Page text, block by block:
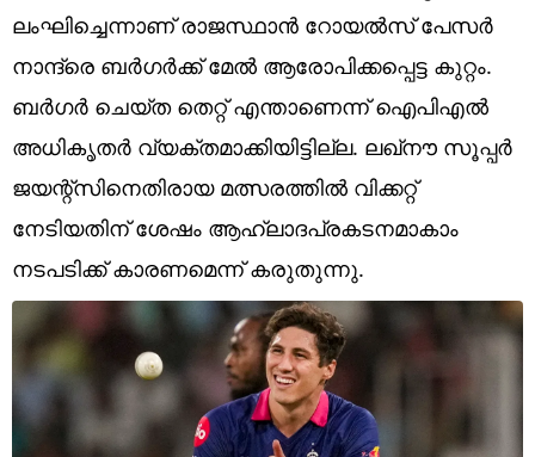
Technology
Religion
Web Story
Photo
Short Videos
ലംഘിച്ചെന്നാണ് രാജസ്ഥാന്‍ റോയല്‍സ് പേസര്‍
നാന്ദ്രെ ബര്‍ഗര്‍ക്ക് മേല്‍ ആരോപിക്കപ്പെട്ട കുറ്റം.
ബര്‍ഗര്‍ ചെയ്ത തെറ്റ് എന്താണെന്ന് ഐപിഎല്‍
അധികൃതര്‍ വ്യക്തമാക്കിയിട്ടില്ല. ലഖ്‌നൗ സൂപ്പര്‍
ജയന്റ്‌സിനെതിരായ മത്സരത്തില്‍ വിക്കറ്റ്
നേടിയതിന് ശേഷം ആഹ്ലാദപ്രകടനമാകാം
നടപടിക്ക് കാരണമെന്ന് കരുതുന്നു.